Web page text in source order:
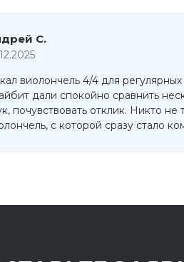
С.
виолончель 4/4 для
дали спокойно сравнить
почувствовать отклик. Никто
с которой сразу стало